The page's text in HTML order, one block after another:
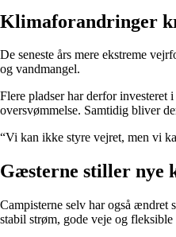
Klimaforandringer
De seneste års mere ekstreme
og vandmangel.
Flere pladser har derfor investeret
oversvømmelse. Samtidig bliver
“Vi kan ikke styre vejret, men vi
Gæsterne stiller nye
Campisterne selv har også ændret
stabil strøm, gode veje og fleksible